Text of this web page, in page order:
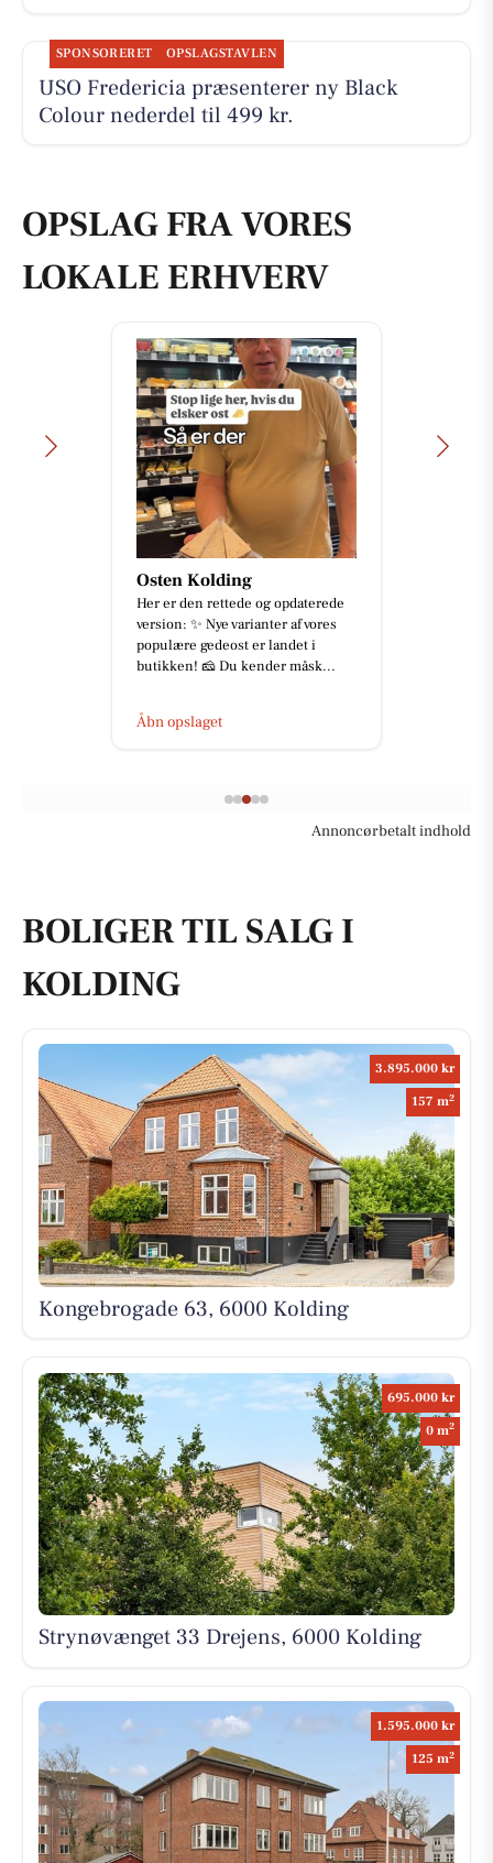
SPONSORERET OPSLAGSTAVLEN
USO Fredericia præsenterer ny Black
Colour nederdel til 499 kr.
OPSLAG FRA VORES
LOKALE ERHVERV
Osten Kolding
Her er den rettede og opdaterede
version: ✨ Nye varianter af vores
populære gedeost er landet i
butikken! 🧀 Du kender måsk...
Åbn opslaget
Annoncørbetalt indhold
BOLIGER TIL SALG I
KOLDING
3.895.000 kr
157 m2
Kongebrogade 63, 6000 Kolding
695.000 kr
0 m2
Strynøvænget 33 Drejens, 6000 Kolding
1.595.000 kr
125 m2